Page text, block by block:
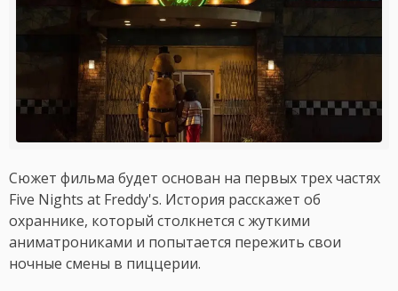
Сюжет фильма будет основан на первых трех частях
Five Nights at Freddy's. История расскажет об
охраннике, который столкнется с жуткими
аниматрониками и попытается пережить свои
ночные смены в пиццерии.